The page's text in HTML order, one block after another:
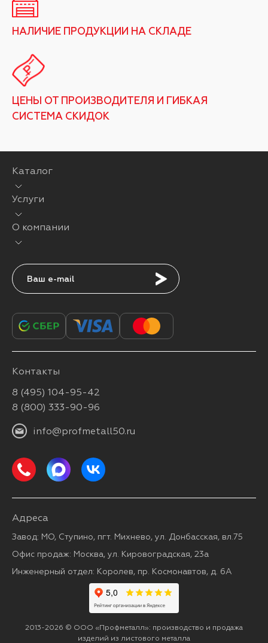
НАЛИЧИЕ ПРОДУКЦИИ НА СКЛАДЕ
ЦЕНЫ ОТ ПРОИЗВОДИТЕЛЯ И ГИБКАЯ
СИСТЕМА СКИДОК
Каталог
Услуги
О компании
Подписаться
Контакты
8 (495) 104-95-42
8 (800) 333-90-96
info@profmetall50.ru
Адреса
Завод: МО, Ступино, пгт. Михнево, ул. Донбасская, вл.75
Офис продаж: Москва, ул. Кировоградская, 23а
Инженерный отдел: Королев, пр. Космонавтов, д. 6А
2013-2026 © ООО «Профметалл»: производство и продажа
изделий из листового металла